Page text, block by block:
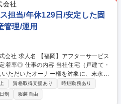
ば可能です。■必要に応じて直行直帰
外出先やサテライトオフィス等での業
って社内外での業務効率化も進めてい
会社
担当/年休129日/安定した固
管理/運用
サービス
宅（戸建て・
ただいたオーナー様を対象に、末永く
フターサービス業務全般を担当してい
適なメンテナンス計画をオーナー様に
資格取得支援あり
時短勤務あり
制 服装自由